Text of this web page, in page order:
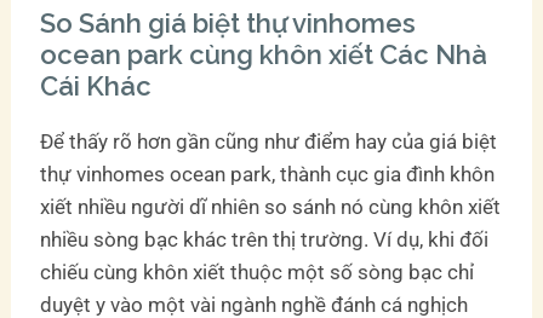
So Sánh giá biệt thự vinhomes
ocean park cùng khôn xiết Các Nhà
Cái Khác
Để thấy rõ hơn gần cũng như điểm hay của giá biệt
thự vinhomes ocean park, thành cục gia đình khôn
xiết nhiều người dĩ nhiên so sánh nó cùng khôn xiết
nhiều sòng bạc khác trên thị trường. Ví dụ, khi đối
chiếu cùng khôn xiết thuộc một số sòng bạc chỉ
duyệt y vào một vài ngành nghề đánh cá nghịch